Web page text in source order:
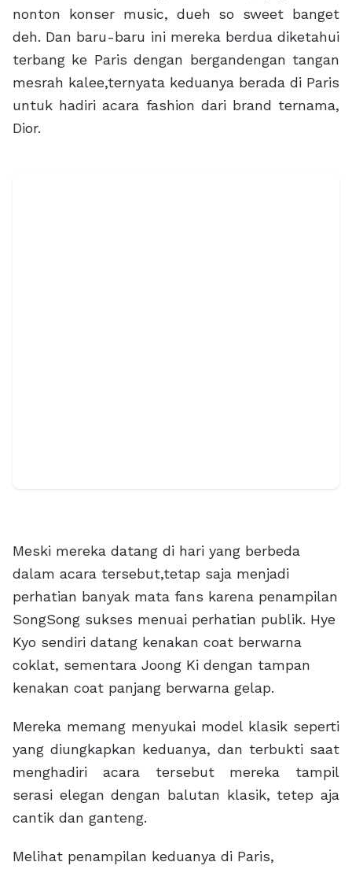
nonton konser music, dueh so sweet banget
deh. Dan baru-baru ini mereka berdua diketahui
terbang ke Paris dengan bergandengan tangan
mesrah kalee,ternyata keduanya berada di Paris
untuk hadiri acara fashion dari brand ternama,
Dior.
Meski mereka datang di hari yang berbeda
dalam acara tersebut,tetap saja menjadi
perhatian banyak mata fans karena penampilan
SongSong sukses menuai perhatian publik. Hye
Kyo sendiri datang kenakan coat berwarna
coklat, sementara Joong Ki dengan tampan
kenakan coat panjang berwarna gelap.
Mereka memang menyukai model klasik seperti
yang diungkapkan keduanya, dan terbukti saat
menghadiri acara tersebut mereka tampil
serasi elegan dengan balutan klasik, tetep aja
cantik dan ganteng.
Melihat penampilan keduanya di Paris,